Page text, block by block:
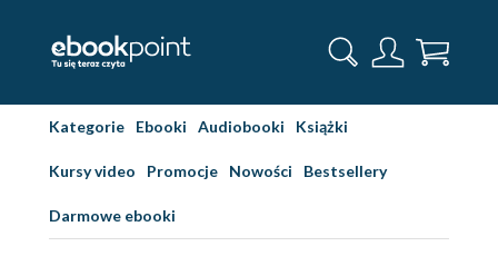
Kategorie Ebooki Audiobooki Książki
Kursy video Promocje Nowości Bestsellery
Darmowe ebooki